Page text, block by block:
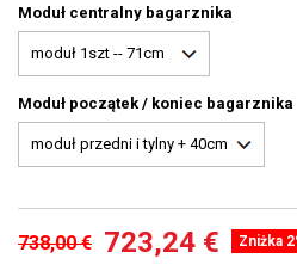
Moduł centralny bagarznika
Moduł początek / koniec bagarznika
738,00 € 723,24 € Zniżka